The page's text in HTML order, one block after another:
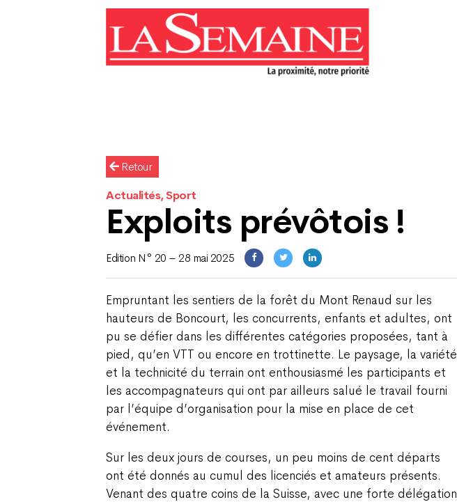
Retour
Actualités, Sport
Exploits prévôtois !
Edition N° 20 – 28 mai 2025
Empruntant les sentiers de la forêt du Mont Renaud sur les
hauteurs de Boncourt, les concurrents, enfants et adultes, ont
pu se défier dans les différentes catégories proposées, tant à
pied, qu’en VTT ou encore en trottinette. Le paysage, la variété
et la technicité du terrain ont enthousiasmé les participants et
les accompagnateurs qui ont par ailleurs salué le travail fourni
par l’équipe d’organisation pour la mise en place de cet
événement.
Sur les deux jours de courses, un peu moins de cent départs
ont été donnés au cumul des licenciés et amateurs présents.
Venant des quatre coins de la Suisse, avec une forte délégation